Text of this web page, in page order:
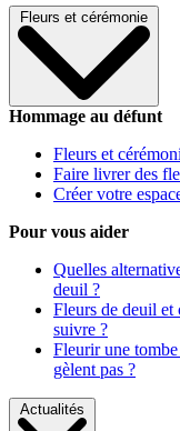
Fleurs et cérémonie
Hommage au défunt
Fleurs et
Faire livrer des
Créer votre
Pour vous aider
Quelles
deuil ?
Fleurs de deuil et
suivre ?
Fleurir une
gèlent pas ?
Actualités